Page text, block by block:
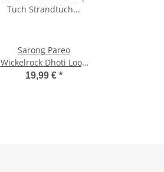
Sarong Pareo
Wickelrock Dhoti Loop
Tuch Strandtuch
19,99 € *